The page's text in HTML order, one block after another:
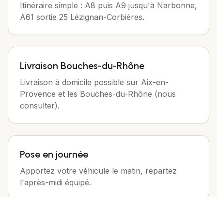
Itinéraire simple : A8 puis A9 jusqu'à Narbonne,
A61 sortie 25 Lézignan-Corbières.
Livraison Bouches-du-Rhône
Livraison à domicile possible sur Aix-en-
Provence et les Bouches-du-Rhône (nous
consulter).
Pose en journée
Apportez votre véhicule le matin, repartez
l'après-midi équipé.